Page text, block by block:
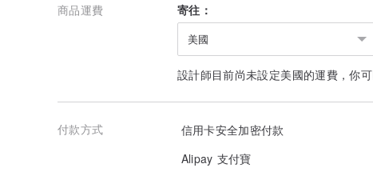
商品運費 寄往：
美國
設計師目前尚未設定美國的運費，你可
付款方式
信用卡安全加密付款
Alipay 支付寶